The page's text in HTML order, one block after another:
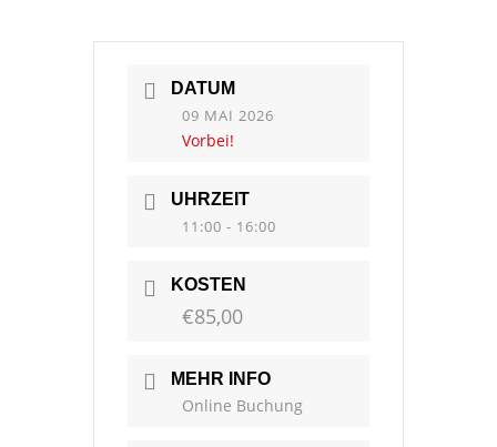
DATUM
09 MAI 2026
Vorbei!
UHRZEIT
11:00 - 16:00
KOSTEN
€85,00
MEHR INFO
Online Buchung